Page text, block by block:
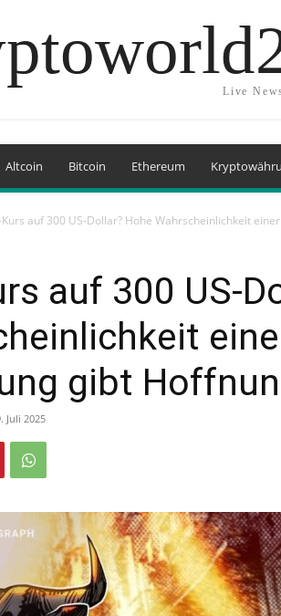
Live
Altcoin Bitcoin Ethereum
Kurs auf 300 US-Dollar? Hohe Wahrscheinlichkeit
auf 300 US-
gibt
Juli 2025